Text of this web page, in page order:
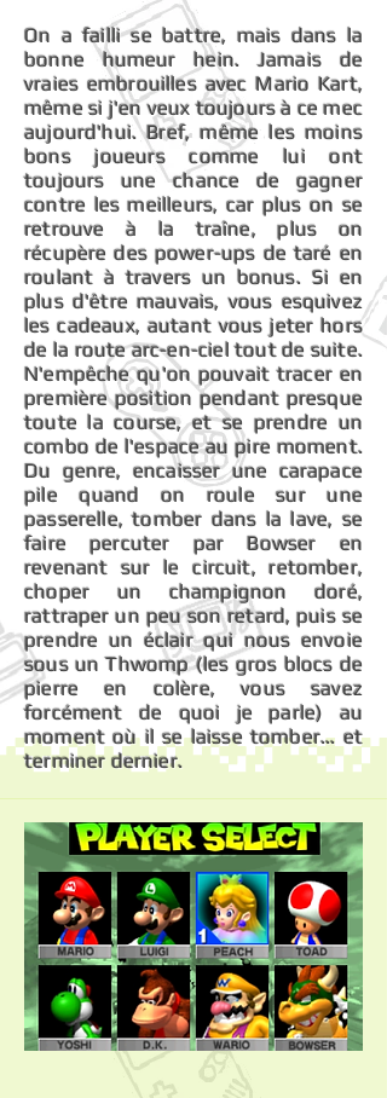
On a failli se battre, mais dans la
bonne humeur hein. Jamais de
vraies embrouilles avec Mario Kart,
même si j'en veux toujours à ce mec
aujourd'hui. Bref, même les moins
bons joueurs comme lui ont
toujours une chance de gagner
contre les meilleurs, car plus on se
retrouve à la traîne, plus on
récupère des power-ups de taré en
roulant à travers un bonus. Si en
plus d'être mauvais, vous esquivez
les cadeaux, autant vous jeter hors
de la route arc-en-ciel tout de suite.
N'empêche qu'on pouvait tracer en
première position pendant presque
toute la course, et se prendre un
combo de l'espace au pire moment.
Du genre, encaisser une carapace
pile quand on roule sur une
passerelle, tomber dans la lave, se
faire percuter par Bowser en
revenant sur le circuit, retomber,
choper un champignon doré,
rattraper un peu son retard, puis se
prendre un éclair qui nous envoie
sous un Thwomp (les gros blocs de
pierre en colère, vous savez
forcément de quoi je parle) au
moment où il se laisse tomber... et
terminer dernier.